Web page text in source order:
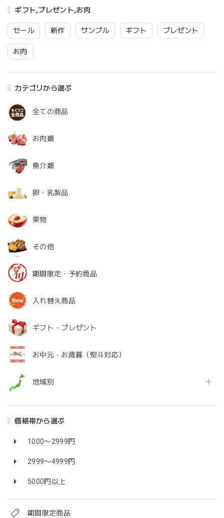
ギフト,プレゼント,お肉
セール 新作 サンプル ギフト プレゼント
お肉
カテゴリから選ぶ
全ての商品
お肉類
魚介類
卵・乳製品
果物
その他
期間限定・予約商品
入れ替え商品
ギフト・プレゼント
お中元・お歳暮（熨斗対応）
地域別
価格帯から選ぶ
1000〜2999円
2999〜4999円
5000円以上
期間限定商品